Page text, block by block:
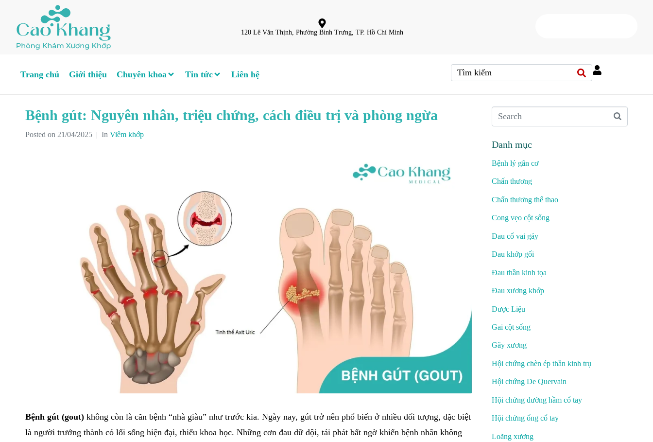
120 Lê Văn Thịnh, Phường Bình Trưng, TP. Hồ Chí Minh
Trang chủ Giới thiệu Chuyên khoa Tin tức Liên hệ
Bệnh gút: Nguyên nhân, triệu chứng, cách điều trị và phòng ngừa
Posted on 21/04/2025 In Viêm khớp
Bệnh gút (gout) không còn là căn bệnh “nhà giàu” như trước kia. Ngày nay, gút trở nên phổ biến ở nhiều đối tượng, đặc biệt
là người trưởng thành có lối sống hiện đại, thiếu khoa học. Những cơn đau dữ dội, tái phát bất ngờ khiến bệnh nhân không
Danh mục
Bệnh lý gân cơ
Chấn thương
Chấn thương thể thao
Cong vẹo cột sống
Đau cổ vai gáy
Đau khớp gối
Đau thần kinh tọa
Đau xương khớp
Dược Liệu
Gai cột sống
Gãy xương
Hội chứng chèn ép thần kinh trụ
Hội chứng De Quervain
Hội chứng đường hầm cổ tay
Hội chứng ống cổ tay
Loãng xương